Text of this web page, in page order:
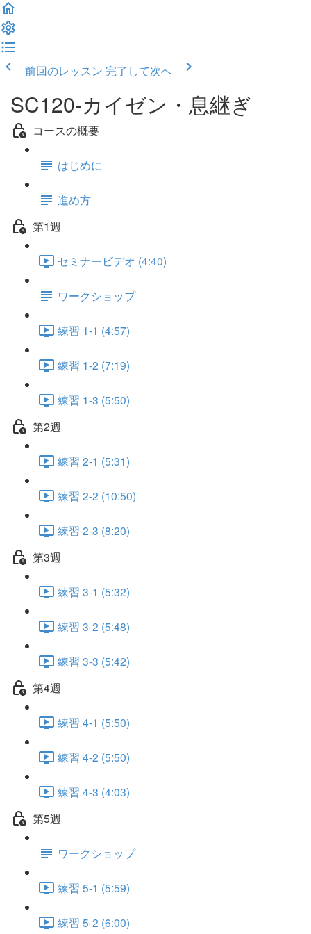
前回のレッスン 完了して次へ
SC120-カイゼン・息継ぎ
コースの概要
はじめに
進め方
第1週
セミナービデオ (4:40)
ワークショップ
練習 1-1 (4:57)
練習 1-2 (7:19)
練習 1-3 (5:50)
第2週
練習 2-1 (5:31)
練習 2-2 (10:50)
練習 2-3 (8:20)
第3週
練習 3-1 (5:32)
練習 3-2 (5:48)
練習 3-3 (5:42)
第4週
練習 4-1 (5:50)
練習 4-2 (5:50)
練習 4-3 (4:03)
第5週
ワークショップ
練習 5-1 (5:59)
練習 5-2 (6:00)